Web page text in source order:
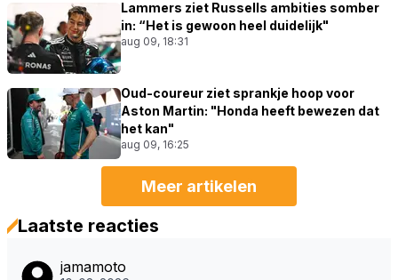
Lammers ziet Russells ambities somber
in: “Het is gewoon heel duidelijk"
aug 09, 18:31
Oud-coureur ziet sprankje hoop voor
Aston Martin: "Honda heeft bewezen dat
het kan"
aug 09, 16:25
Meer artikelen
Laatste reacties
jamamoto